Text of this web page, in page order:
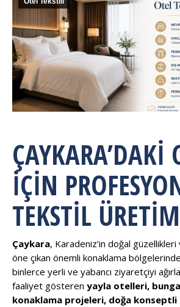
ÇAYKARA’DAKI
İÇIN
TEKSTIL
Çaykara, Karadeniz’in doğal
öne çıkan önemli konaklama
binlerce yerli ve yabancı ziyaretçiyi
faaliyet gösteren yayla otelleri,
konaklama projeleri, doğa